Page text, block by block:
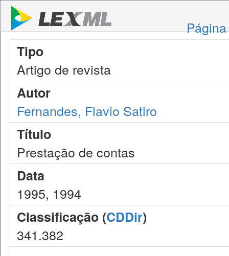
Tipo
Artigo de revista
Autor
Fernandes, Flavio Satiro
Título
Prestação de contas
Data
1995, 1994
Classificação (CDDir)
341.382